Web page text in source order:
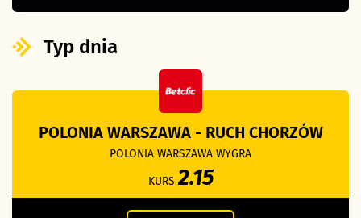
Typ dnia
POLONIA WARSZAWA - RUCH CHORZÓW
POLONIA WARSZAWA WYGRA
KURS2.15